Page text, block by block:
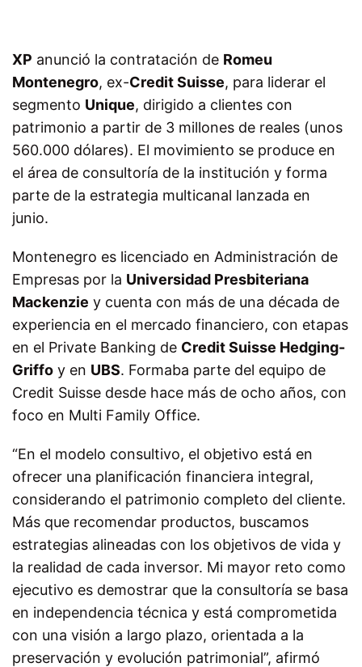
XP anunció la contratación de Romeu
Montenegro, ex-Credit Suisse, para liderar el
segmento Unique, dirigido a clientes con
patrimonio a partir de 3 millones de reales (unos
560.000 dólares). El movimiento se produce en
el área de consultoría de la institución y forma
parte de la estrategia multicanal lanzada en
junio.
Montenegro es licenciado en Administración de
Empresas por la Universidad Presbiteriana
Mackenzie y cuenta con más de una década de
experiencia en el mercado financiero, con etapas
en el Private Banking de Credit Suisse Hedging-
Griffo y en UBS. Formaba parte del equipo de
Credit Suisse desde hace más de ocho años, con
foco en Multi Family Office.
“En el modelo consultivo, el objetivo está en
ofrecer una planificación financiera integral,
considerando el patrimonio completo del cliente.
Más que recomendar productos, buscamos
estrategias alineadas con los objetivos de vida y
la realidad de cada inversor. Mi mayor reto como
ejecutivo es demostrar que la consultoría se basa
en independencia técnica y está comprometida
con una visión a largo plazo, orientada a la
preservación y evolución patrimonial”, afirmó